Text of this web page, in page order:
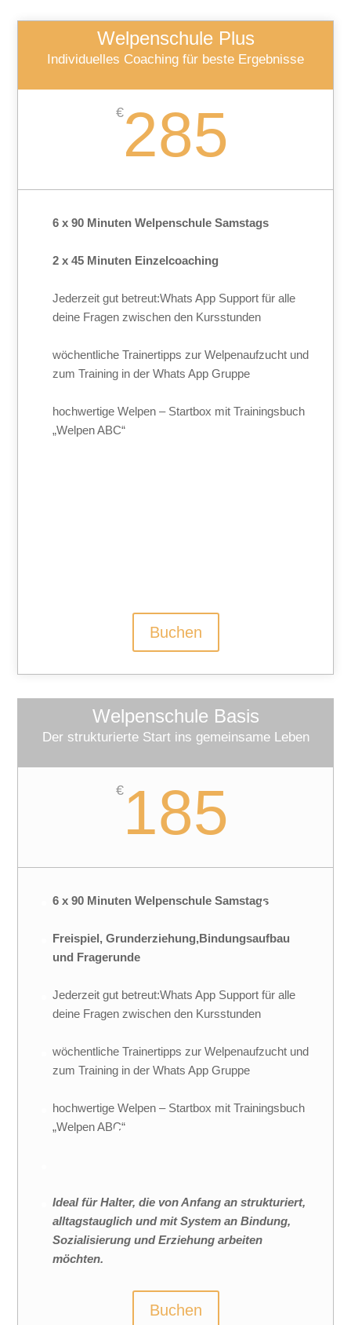
Welpenschule Plus
Individuelles Coaching für beste Ergebnisse
€285
6 x 90 Minuten Welpenschule Samstags
2 x 45 Minuten Einzelcoaching
Jederzeit gut betreut:Whats App Support für alle
deine Fragen zwischen den Kursstunden
wöchentliche Trainertipps zur Welpenaufzucht und
zum Training in der Whats App Gruppe
hochwertige Welpen – Startbox mit Trainingsbuch
„Welpen ABC“
Buchen
Welpenschule Basis
Der strukturierte Start ins gemeinsame Leben
€185
6 x 90 Minuten Welpenschule Samstags
Freispiel, Grunderziehung,Bindungsaufbau
und Fragerunde
Jederzeit gut betreut:Whats App Support für alle
deine Fragen zwischen den Kursstunden
wöchentliche Trainertipps zur Welpenaufzucht und
zum Training in der Whats App Gruppe
hochwertige Welpen – Startbox mit Trainingsbuch
„Welpen ABC“
Ideal für Halter, die von Anfang an strukturiert,
alltagstauglich und mit System an Bindung,
Sozialisierung und Erziehung arbeiten
möchten.
Buchen